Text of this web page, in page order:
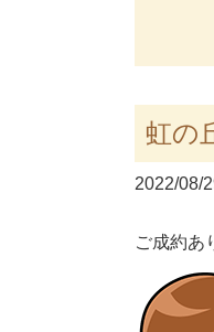
虹の
2022/08/
ご成約あ